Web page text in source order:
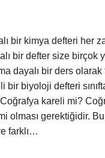
bir kimya defteri her
bir defter size
dayalı bir ders olarak
bir biyoloji defteri
kareli mi?
olması gerektiğidir.
farklı…